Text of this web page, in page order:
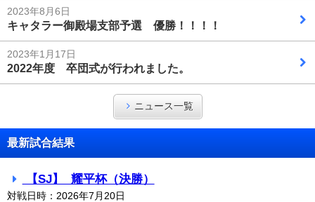
2023年8月6日
キャタラー御殿場支部予選 優勝！！！！
2023年1月17日
2022年度 卒団式が行われました。
ニュース一覧
最新試合結果
【SJ】 耀平杯（決勝）
対戦日時：2026年7月20日